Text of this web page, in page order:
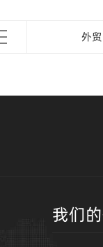
外
我们